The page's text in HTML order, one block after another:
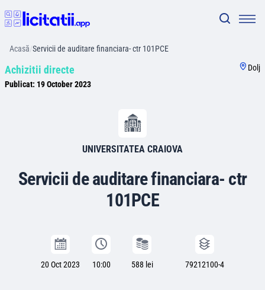
Acasă/Servicii de auditare financiara- ctr 101PCE
Achizitii directe
Publicat: 19 October 2023
Dolj
UNIVERSITATEA CRAIOVA
Servicii de auditare financiara- ctr
101PCE
20 Oct 2023 10:00 588 lei 79212100-4